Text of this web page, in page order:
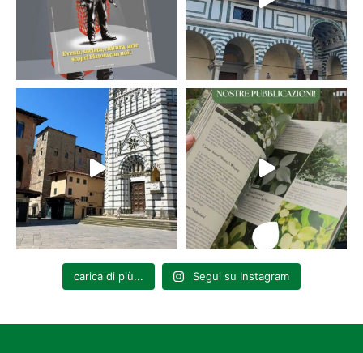
carica di più... Segui su Instagram